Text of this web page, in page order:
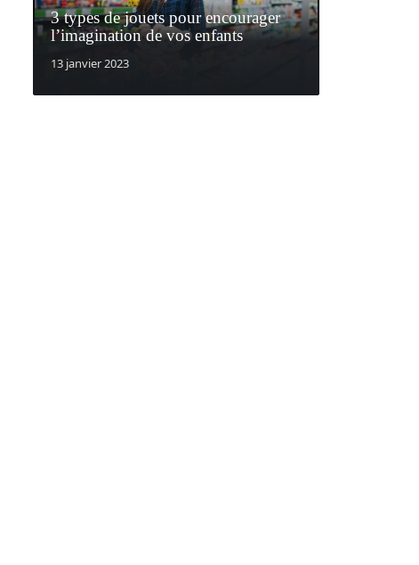
3 types de jouets pour encourager
l’imagination de vos enfants
13 janvier 2023